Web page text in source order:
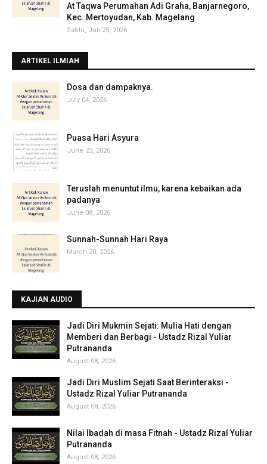
At Taqwa Perumahan Adi Graha, Banjarnegoro,
Kec. Mertoyudan, Kab. Magelang
Sabtu, Juli 25, 2026
ARTIKEL ILMIAH
‎Dosa dan dampaknya.
July 04, 2026
Puasa Hari Asyura
June 23, 2026
Teruslah menuntut ilmu, karena kebaikan ada
padanya
June 08, 2026
Sunnah-Sunnah Hari Raya
March 20, 2026
KAJIAN AUDIO
Jadi Diri Mukmin Sejati: Mulia Hati dengan
Memberi dan Berbagi - Ustadz Rizal Yuliar
Putrananda
August 08, 2026
Jadi Diri Muslim Sejati Saat Berinteraksi -
Ustadz Rizal Yuliar Putrananda
August 08, 2026
Nilai Ibadah di masa Fitnah - Ustadz Rizal Yuliar
Putrananda
August 08, 2026